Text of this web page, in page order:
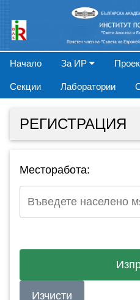
Начало За ИР
Секции Лаборатории
РЕГИСТРАЦИЯ
Месторабота: